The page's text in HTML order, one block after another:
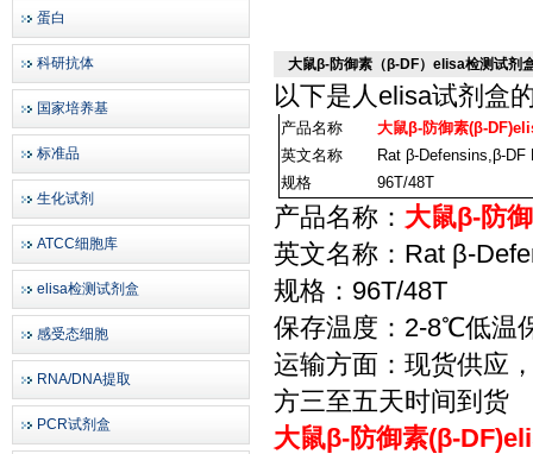
蛋白
科研抗体
国家培养基
标准品
生化试剂
ATCC细胞库
elisa检测试剂盒
感受态细胞
RNA/DNA提取
PCR试剂盒
大鼠β-防御素（β-DF）elisa检测试剂
以下是 人elisa试剂盒
产品名称
大鼠β-防御素(β-
英文名称
Rat β-Defensins,β-DF
规格
96T/48T
产品名称： 大鼠β-防
英文名称：Rat β-
规格：96T/48T
保存温度：2-8℃低温
运输方面：现货供应
方三至五天时间到货
大鼠β-防御素(β-